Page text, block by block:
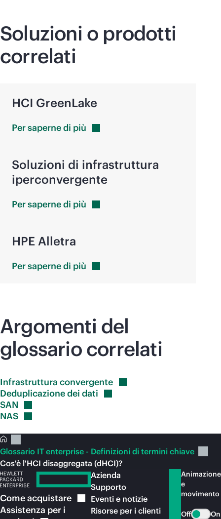
Soluzioni o prodotti
correlati
HCI GreenLake
Per saperne di più
Soluzioni di infrastruttura
iperconvergente
Per saperne di più
HPE Alletra
Per saperne di più
Argomenti del
glossario correlati
Infrastruttura convergente
Deduplicazione dei dati
SAN
NAS
Glossario IT enterprise - Definizioni di termini chiave
Cos'è l'HCI disaggregata (dHCI)?
Comeacquistare
Assistenza per i
Azienda
Supporto
Eventi e notizie
Risorse per i clienti
Animazione
e
movimento
Off On